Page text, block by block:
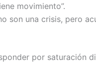
movimiento”.
son una crisis, pero
por saturación